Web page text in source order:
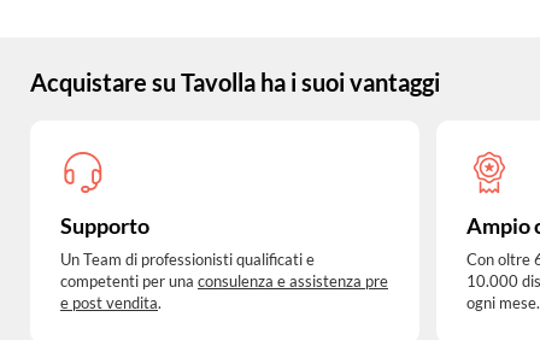
Acquistare su Tavolla ha i suoi vantaggi
Supporto
Un Team di professionisti qualificati e
competenti per una consulenza e assistenza pre
e post vendita.
Ampio
Con oltre
10.000
ogni mese.